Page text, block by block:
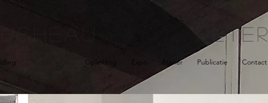
PETER
Opleiding Expo Atelier Publicatie Contact